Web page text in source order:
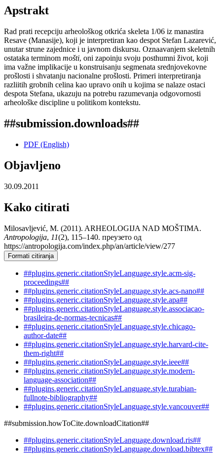
Apstrakt
Rad prati recepciju arheološkog otkrića skeleta 1/06 iz manastira
Resave (Manasije), koji je interpretiran kao despot Stefan Lazarević,
unutar strune zajednice i u javnom diskursu. Oznaavanjem skeletnih
ostataka terminom mošti, oni zapoinju svoju posthumni život, koji
ima važne implikacije u konstruisanju segmenata srednjovekovne
prošlosti i shvatanju nacionalne prošlosti. Primeri interpretiranja
razliitih grobnih celina kao upravo onih u kojima se nalaze ostaci
despota Stefana, ukazuju na potrebu razumevanja odgovornosti
arheološke discipline u politikom kontekstu.
##submission.downloads##
PDF (English)
Objavljeno
30.09.2011
Kako citirati
Milosavljević, M. (2011). ARHEOLOGIJA NAD MOŠTIMA.
Antropologija, 11(2), 115–140. преузето од
https://antropologija.com/index.php/an/article/view/277
Formati citiranja
##plugins.generic.citationStyleLanguage.style.acm-sig-
proceedings##
##plugins.generic.citationStyleLanguage.style.acs-nano##
##plugins.generic.citationStyleLanguage.style.apa##
##plugins.generic.citationStyleLanguage.style.associacao-
brasileira-de-normas-tecnicas##
##plugins.generic.citationStyleLanguage.style.chicago-
author-date##
##plugins.generic.citationStyleLanguage.style.harvard-cite-
them-right##
##plugins.generic.citationStyleLanguage.style.ieee##
##plugins.generic.citationStyleLanguage.style.modern-
language-association##
##plugins.generic.citationStyleLanguage.style.turabian-
fullnote-bibliography##
##plugins.generic.citationStyleLanguage.style.vancouver##
##submission.howToCite.downloadCitation##
##plugins.generic.citationStyleLanguage.download.ris##
##plugins.generic.citationStyleLanguage.download.bibtex##